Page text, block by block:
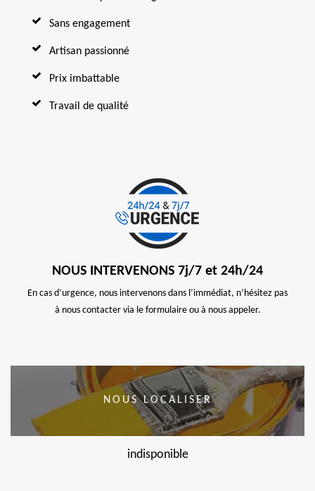
Sans engagement
Artisan passionné
Prix imbattable
Travail de qualité
NOUS INTERVENONS 7j/7 et 24h/24
En cas d’urgence, nous intervenons dans l’immédiat, n’hésitez pas
à nous contacter via le formulaire ou à nous appeler.
NOUS LOCALISER
indisponible